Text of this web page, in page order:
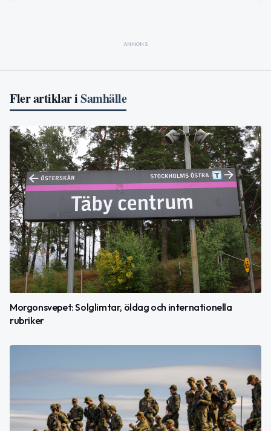
ANNONS
Fler artiklar iSamhälle
Morgonsvepet: Solglimtar, öldag och internationella
rubriker